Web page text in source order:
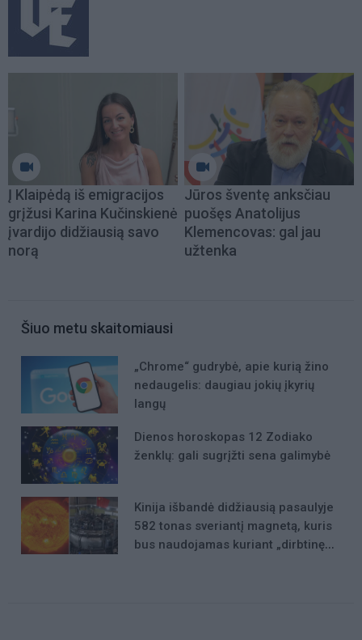
Į Klaipėdą iš emigracijos
grįžusi Karina Kučinskienė
įvardijo didžiausią savo
norą
Jūros šventę anksčiau
puošęs Anatolijus
Klemencovas: gal jau
užtenka
Šiuo metu skaitomiausi
„Chrome“ gudrybė, apie kurią žino
nedaugelis: daugiau jokių įkyrių
langų
Dienos horoskopas 12 Zodiako
ženklų: gali sugrįžti sena galimybė
Kinija išbandė didžiausią pasaulyje
582 tonas sveriantį magnetą, kuris
bus naudojamas kuriant „dirbtinę